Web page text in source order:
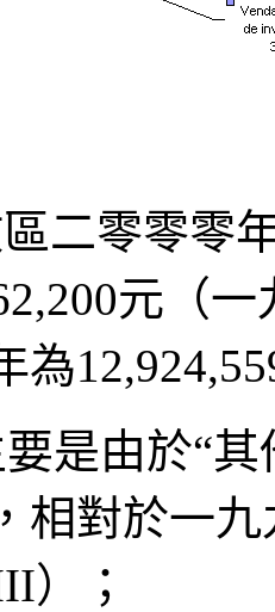
二零零零
元（
為
是由於“
相對於一
）；